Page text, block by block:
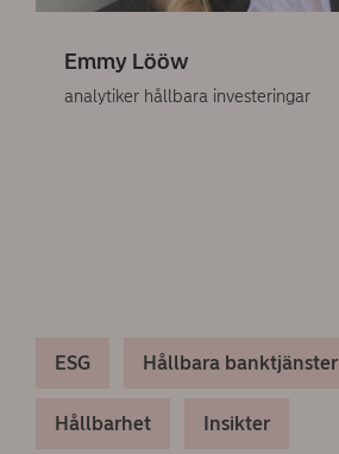
Emmy Lööw
analytiker hållbara investeringar
ESG Hållbara banktjänster
Hållbarhet Insikter